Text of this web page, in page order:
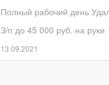
Полный рабочий день
З/п до 45 000 руб. на руки
13.09.2021